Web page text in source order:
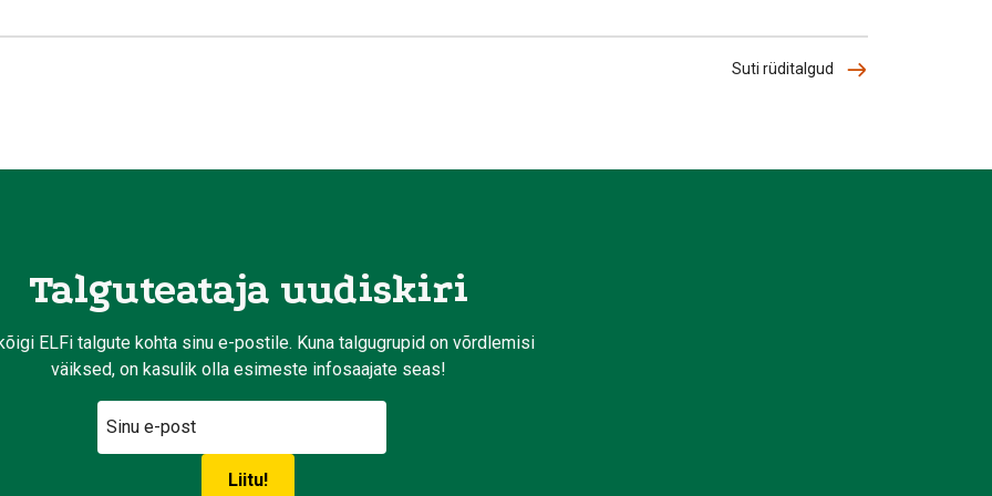
Suti rüditalgud
Talguteataja uudiskiri
ELFi talgute kohta sinu e-postile. Kuna talgugrupid on võrdlemisi
väiksed, on kasulik olla esimeste infosaajate seas!